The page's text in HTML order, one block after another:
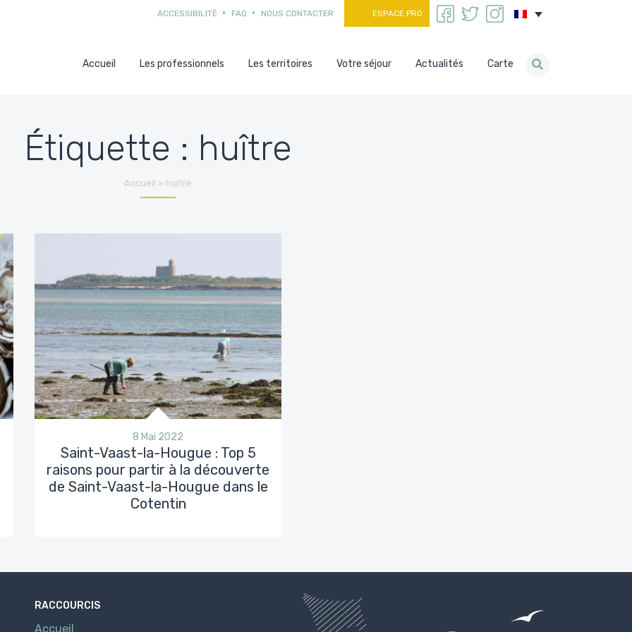
ACCESSIBILITÉ FAQ NOUS CONTACTER ESPACE PRO
Accueil Les professionnels Les territoires Votre séjour Actualités Carte
Étiquette : huître
Accueil » huître
8 Mai 2022
Saint-Vaast-la-Hougue : Top 5
raisons pour partir à la découverte
de Saint-Vaast-la-Hougue dans le
Cotentin
RACCOURCIS
Accueil